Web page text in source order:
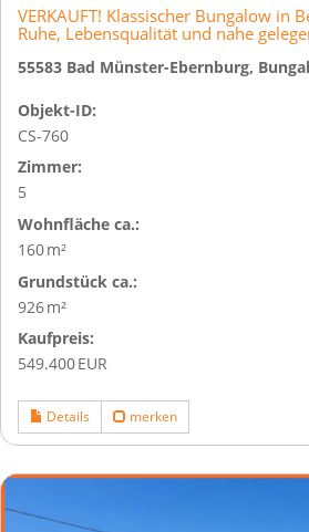
VERKAUFT! Klassischer Bungalow in
Ruhe, Lebensqualität und nahe
55583 Bad Münster-Ebernburg,
Objekt-ID:
CS-760
Zimmer:
5
Wohnfläche ca.:
160 m²
Grund­stück ca.:
926 m²
Kaufpreis:
549.400 EUR
Details merken